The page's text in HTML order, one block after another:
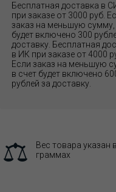
Бесплатная доставка в
при заказе от 3000 руб.
заказ на меньшую сумму,
будет включено 300
доставку. Бесплатная
в ИК при заказе от 4000
Если заказ на меньшую
в счет будет включено
рублей за доставку.
Вес товара указан в
граммах